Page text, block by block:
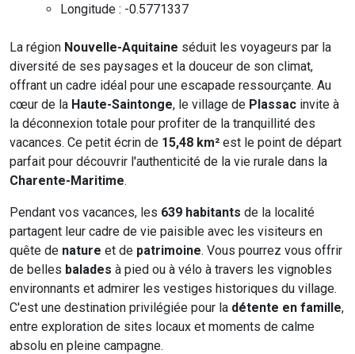
Longitude : -0.5771337
La région Nouvelle-Aquitaine séduit les voyageurs par la
diversité de ses paysages et la douceur de son climat,
offrant un cadre idéal pour une escapade ressourçante. Au
cœur de la Haute-Saintonge, le village de Plassac invite à
la déconnexion totale pour profiter de la tranquillité des
vacances. Ce petit écrin de 15,48 km² est le point de départ
parfait pour découvrir l'authenticité de la vie rurale dans la
Charente-Maritime.
Pendant vos vacances, les 639 habitants de la localité
partagent leur cadre de vie paisible avec les visiteurs en
quête de nature et de patrimoine. Vous pourrez vous offrir
de belles balades à pied ou à vélo à travers les vignobles
environnants et admirer les vestiges historiques du village.
C'est une destination privilégiée pour la détente en famille,
entre exploration de sites locaux et moments de calme
absolu en pleine campagne.